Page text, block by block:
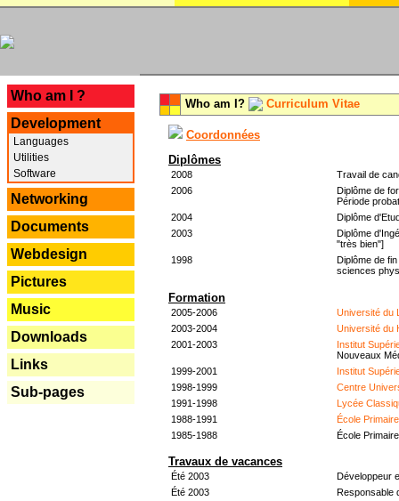
Who am I ?
Development
Languages
Utilities
Software
Networking
Documents
Webdesign
Pictures
Music
Downloads
Links
Sub-pages
Who am I? Curriculum Vitae
Coordonnées
Diplômes
2008
Travail de
2006
Diplôme de
Période
2004
Diplôme
2003
Diplôme
"très bien"]
1998
Diplôme de
sciences
Formation
2005-2006
Université du
2003-2004
Université du
2001-2003
Institut
Nouveaux
1999-2001
Institut
1998-1999
Centre
1991-1998
Lycée
1988-1991
École
1985-1988
École
Travaux de vacances
Été 2003
Développeur
Été 2003
Responsable